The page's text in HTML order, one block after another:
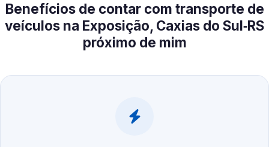
Benefícios de contar com transporte de
veículos na Exposição, Caxias do Sul‑RS
próximo de mim